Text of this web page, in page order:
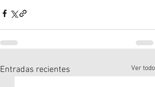
Entradas recientes Ver todo